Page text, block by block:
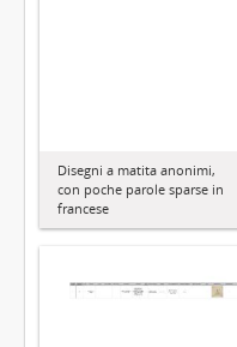
Disegni a matita anonimi,
con poche parole sparse in
francese